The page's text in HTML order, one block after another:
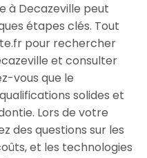
à Decazeville peut
étapes clés. Tout
pour rechercher
et consulter
vous que le
solides et
Lors de votre
des questions sur les
et les technologies